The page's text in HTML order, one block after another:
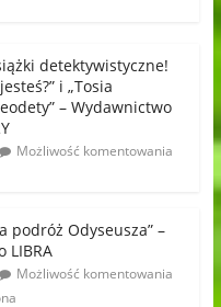
detektywistyczne!
i „Tosia
– Wydawnictwo
Możliwość komentowania
podróż Odyseusza” –
LIBRA
Możliwość komentowania